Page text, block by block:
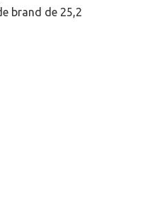
brand de 25,2